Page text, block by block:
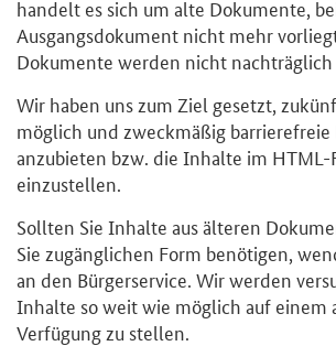
handelt es sich um alte Dokumente,
Ausgangsdokument nicht mehr
Dokumente werden nicht nachträglich
Wir haben uns zum Ziel gesetzt,
möglich und zweckmäßig barrierefreie
anzubieten bzw. die Inhalte im HTML-
einzustellen.
Sollten Sie Inhalte aus älteren
Sie zugänglichen Form benötigen,
an den Bürgerservice. Wir werden
Inhalte so weit wie möglich auf einem
Verfügung zu stellen.